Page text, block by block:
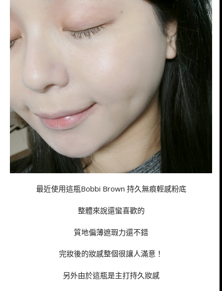
最近使用這瓶Bobbi Brown 持久無痕輕感粉底
整體來說還蠻喜歡的
質地偏薄遮瑕力還不錯
完妝後的妝感整個很讓人滿意！
另外由於這瓶是主打持久妝感